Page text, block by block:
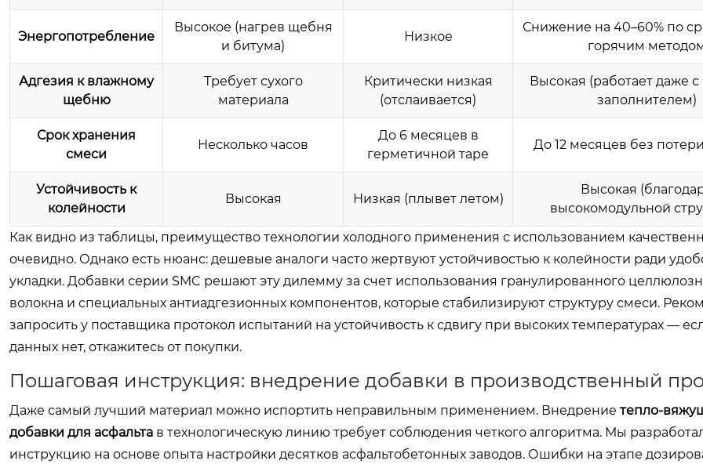
Энергопотребление
Высокое (нагрев щебня
и битума)
Низкое
Снижение на 40–60% по
горячим
Адгезия к влажному
щебню
Требует сухого
материала
Критически низкая
(отслаивается)
Высокая (работает даже
заполнителем)
Срок хранения
смеси
Несколько часов
До 6 месяцев в
герметичной таре
До 12 месяцев без
Устойчивость к
колейности
Высокая Низкая (плывет летом)
Высокая
высокомодульной
Как видно из таблицы, преимущество технологии холодного применения с использованием
очевидно. Однако есть нюанс: дешевые аналоги часто жертвуют устойчивостью к колейности ради
укладки. Добавки серии SMC решают эту дилемму за счет использования гранулированного
волокна и специальных антиадгезионных компонентов, которые стабилизируют структуру смеси.
запросить у поставщика протокол испытаний на устойчивость к сдвигу при высоких температурах —
данных нет, откажитесь от покупки.
Пошаговая инструкция: внедрение добавки в производственный
Даже самый лучший материал можно испортить неправильным применением. Внедрение тепло-
добавки для асфальта в технологическую линию требует соблюдения четкого алгоритма. Мы
инструкцию на основе опыта настройки десятков асфальтобетонных заводов. Ошибки на этапе